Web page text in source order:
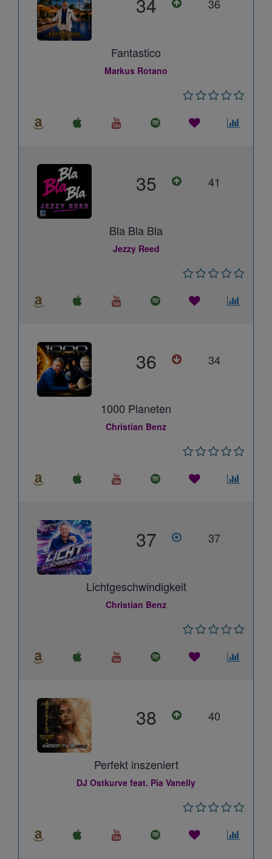
36
Fantastico
Markus Rotano
35 41
Bla Bla Bla
Jezzy Reed
36 34
1000 Planeten
Christian Benz
37 37
Lichtgeschwindigkeit
Christian Benz
38 40
Perfekt inszeniert
DJ Ostkurve feat. Pia Vanelly